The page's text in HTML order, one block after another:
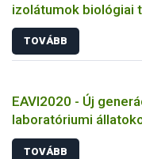
izolátumok biológiai
állatkísérletes és
TOVÁBB
EAVI2020 - Új
laboratóriumi
TOVÁBB